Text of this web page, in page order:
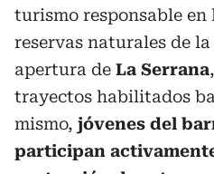
turismo responsable en
reservas naturales de
apertura de La Serrana
trayectos habilitados
mismo, jóvenes del
participan